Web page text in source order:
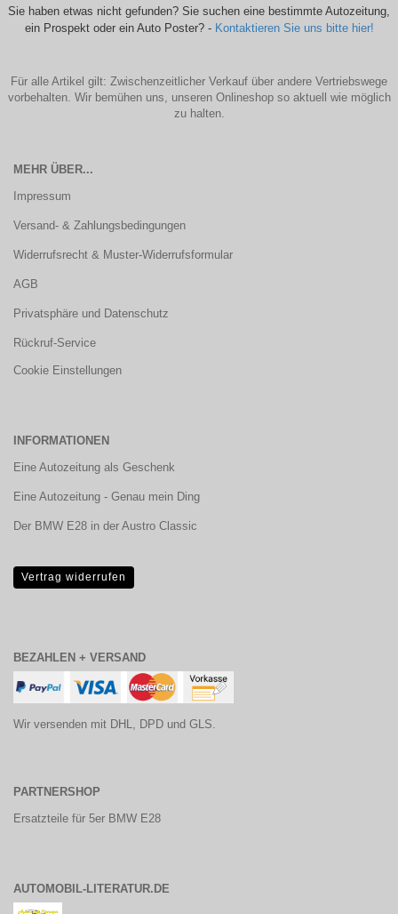
Sie haben etwas nicht gefunden? Sie suchen eine bestimmte Autozeitung,
ein Prospekt oder ein Auto Poster? - Kontaktieren Sie uns bitte hier!
Für alle Artikel gilt: Zwischenzeitlicher Verkauf über andere Vertriebswege
vorbehalten. Wir bemühen uns, unseren Onlineshop so aktuell wie möglich
zu halten.
MEHR ÜBER...
Impressum
Versand- & Zahlungsbedingungen
Widerrufsrecht & Muster-Widerrufsformular
AGB
Privatsphäre und Datenschutz
Rückruf-Service
Cookie Einstellungen
INFORMATIONEN
Eine Autozeitung als Geschenk
Eine Autozeitung - Genau mein Ding
Der BMW E28 in der Austro Classic
Vertrag widerrufen
BEZAHLEN + VERSAND
Wir versenden mit DHL, DPD und GLS.
PARTNERSHOP
Ersatzteile für 5er BMW E28
AUTOMOBIL-LITERATUR.DE